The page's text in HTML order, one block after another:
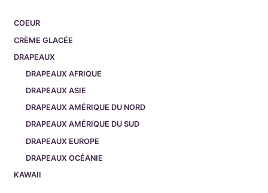
COEUR
CRÈME GLACÉE
DRAPEAUX
DRAPEAUX AFRIQUE
DRAPEAUX ASIE
DRAPEAUX AMÉRIQUE DU NORD
DRAPEAUX AMÉRIQUE DU SUD
DRAPEAUX EUROPE
DRAPEAUX OCÉANIE
KAWAII